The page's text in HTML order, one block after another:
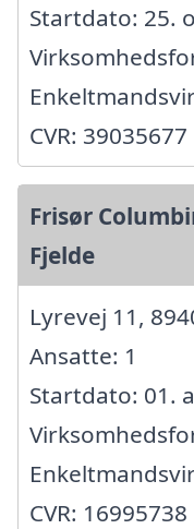
Startdato: 25.
CVR: 39035677
Frisør
Fjelde
Lyrevej 11,
Ansatte: 1
Startdato: 01.
CVR: 16995738